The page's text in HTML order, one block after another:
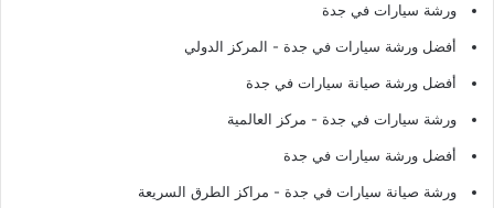
ورشة سيارات في جدة
أفضل ورشة سيارات في جدة - المركز الدولي
أفضل ورشة صيانة سيارات في جدة
ورشة سيارات في جدة - مركز العالمية
أفضل ورشة سيارات في جدة
ورشة صيانة سيارات في جدة - مراكز الطرق السريعة